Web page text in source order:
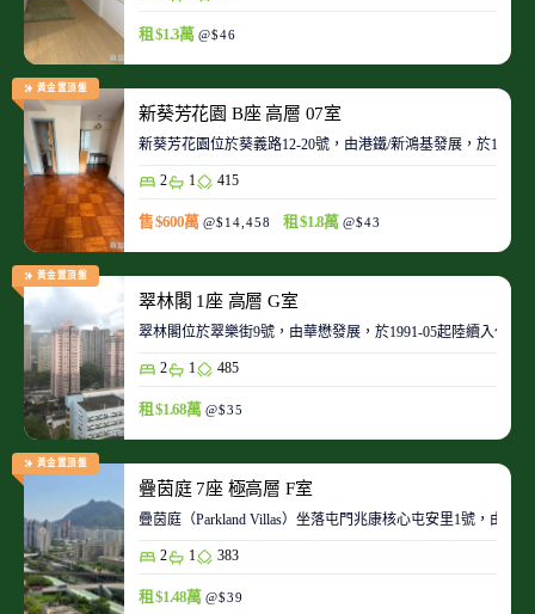
租 $1.3萬 @$46
黃金置頂盤
新葵芳花園 B座 高層 07室
新葵芳花園位於葵義路12-20號，由港鐵/新鴻基發展，於
2 1 415
售 $600萬 @$14,458 租 $1.8萬 @$43
黃金置頂盤
翠林閣 1座 高層 G室
翠林閣位於翠樂街9號，由華懋發展，於1991-05起陸續入伙
2 1 485
租 $1.68萬 @$35
黃金置頂盤
疊茵庭 7座 極高層 F室
疊茵庭（Parkland Villas）坐落屯門兆康核心屯安里1號，由
2 1 383
租 $1.48萬 @$39